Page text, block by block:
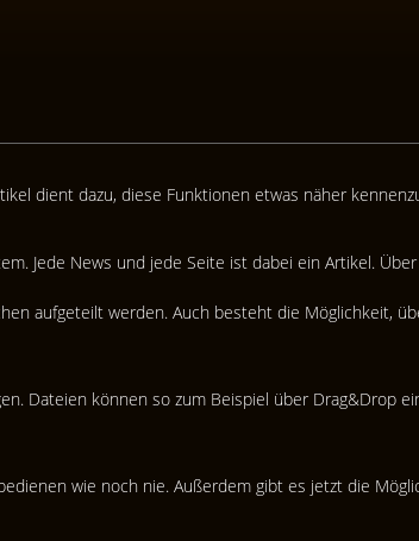
dient dazu, diese Funktionen etwas näher
Jede News und jede Seite ist dabei ein Artikel.
aufgeteilt werden. Auch besteht die Möglichkeit,
Dateien können so zum Beispiel über Drag&Drop
wie noch nie. Außerdem gibt es jetzt die